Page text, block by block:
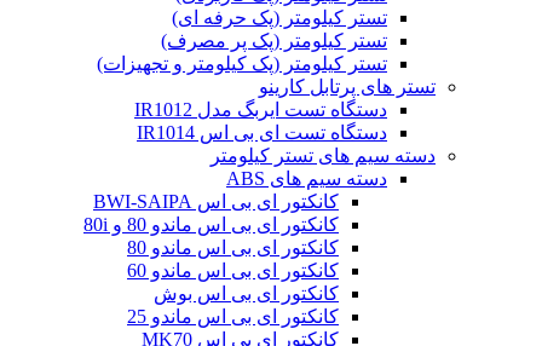
تستر کیلومتر (پک حرفه ای)
تستر کیلومتر (پک پر مصرف)
تستر کیلومتر (پک کیلومتر و تجهیزات)
تستر های پرتابل کارینو
دستگاه تست ایربگ مدل IR1012
دستگاه تست ای بی اس IR1014
دسته سیم های تستر کیلومتر
دسته سیم های ABS
کانکتور ای بی اس BWI-SAIPA
کانکتور ای بی اس ماندو 80 و 80i
کانکتور ای بی اس ماندو 80
کانکتور ای بی اس ماندو 60
کانکتور ای بی اس بوش
کانکتور ای بی اس ماندو 25
کانکتور ای بی اس MK70